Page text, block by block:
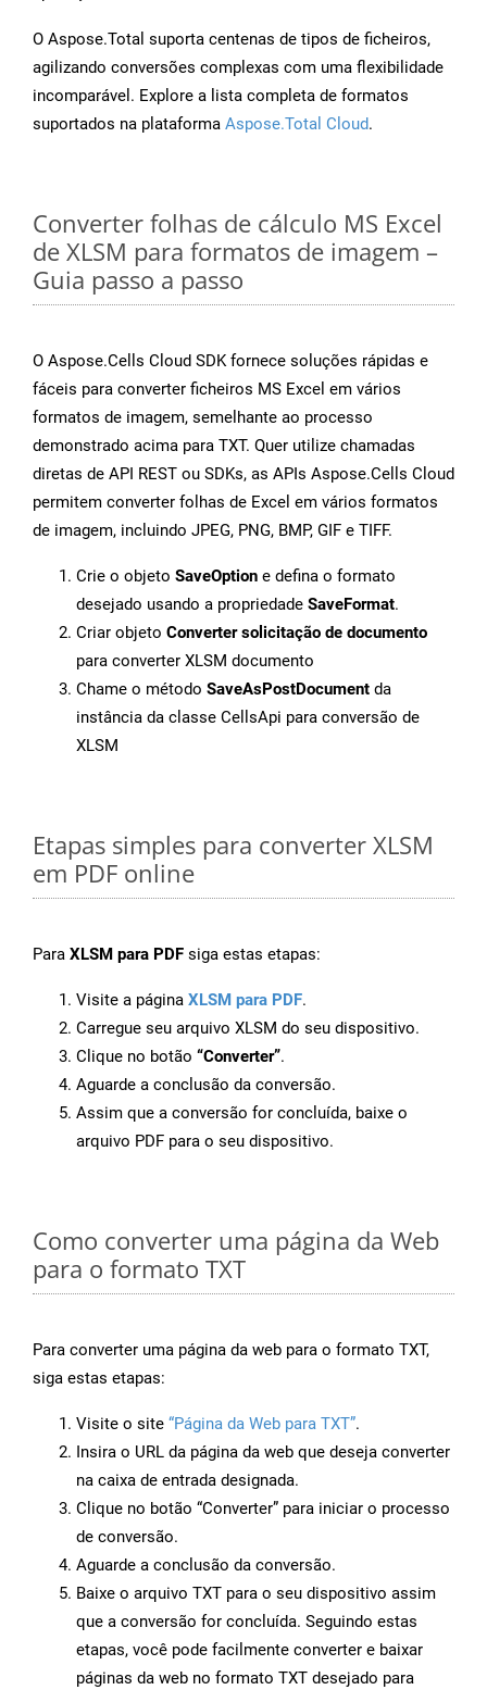
O Aspose.Total suporta centenas de tipos de ficheiros,
agilizando conversões complexas com uma flexibilidade
incomparável. Explore a lista completa de formatos
suportados na plataforma Aspose.Total Cloud.
Converter folhas de cálculo MS Excel
de XLSM para formatos de imagem –
Guia passo a passo
O Aspose.Cells Cloud SDK fornece soluções rápidas e
fáceis para converter ficheiros MS Excel em vários
formatos de imagem, semelhante ao processo
demonstrado acima para TXT. Quer utilize chamadas
diretas de API REST ou SDKs, as APIs Aspose.Cells Cloud
permitem converter folhas de Excel em vários formatos
de imagem, incluindo JPEG, PNG, BMP, GIF e TIFF.
Crie o objeto SaveOption e defina o formato
desejado usando a propriedade SaveFormat.
Criar objeto Converter solicitação de documento
para converter XLSM documento
Chame o método SaveAsPostDocument da
instância da classe CellsApi para conversão de
XLSM
Etapas simples para converter XLSM
em PDF online
Para XLSM para PDF siga estas etapas:
Visite a página XLSM para PDF.
Carregue seu arquivo XLSM do seu dispositivo.
Clique no botão “Converter”.
Aguarde a conclusão da conversão.
Assim que a conversão for concluída, baixe o
arquivo PDF para o seu dispositivo.
Como converter uma página da Web
para o formato TXT
Para converter uma página da web para o formato TXT,
siga estas etapas:
Visite o site “Página da Web para TXT”.
Insira o URL da página da web que deseja converter
na caixa de entrada designada.
Clique no botão “Converter” para iniciar o processo
de conversão.
Aguarde a conclusão da conversão.
Baixe o arquivo TXT para o seu dispositivo assim
que a conversão for concluída. Seguindo estas
etapas, você pode facilmente converter e baixar
páginas da web no formato TXT desejado para